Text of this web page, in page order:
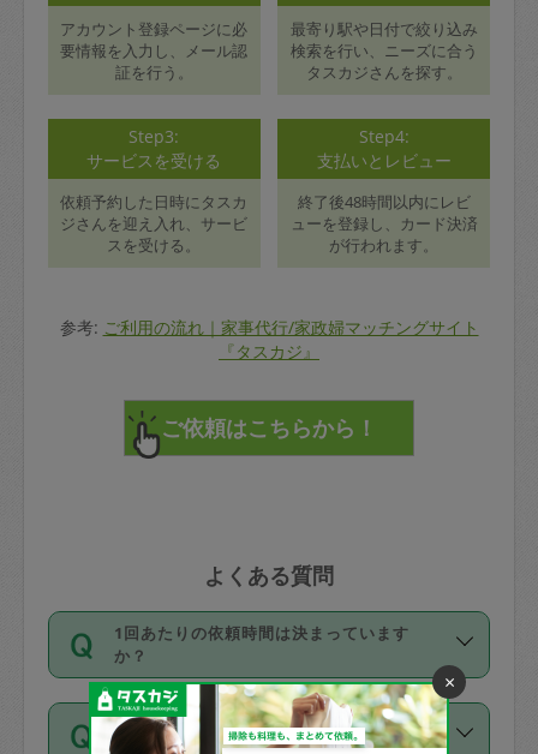
アカウント登録ページに必
要情報を入力し、メール認
証を行う。
最寄り駅や日付で絞り込み
検索を行い、ニーズに合う
タスカジさんを探す。
Step3:
サービスを受ける
依頼予約した日時にタスカ
ジさんを迎え入れ、サービ
スを受ける。
Step4:
支払いとレビュー
終了後48時間以内にレビ
ューを登録し、カード決済
が行われます。
参考: ご利用の流れ｜家事代行/家政婦マッチングサイト
『タスカジ』
よくある質問
1回あたりの依頼時間は決まっています
か？
依頼1回につき3時間固定です。3時間を
超えて依頼したい場合は、延長機能をご
価格はどうやって決まっていますか？
×